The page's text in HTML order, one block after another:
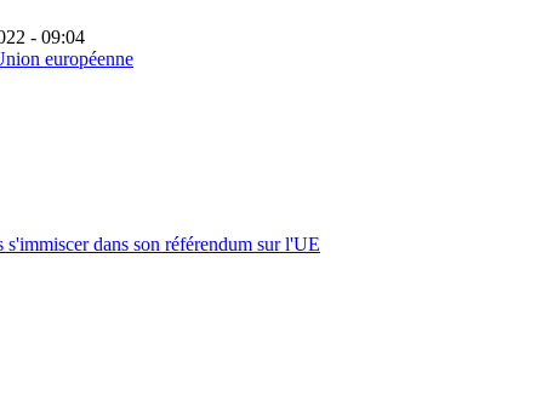
- 09:04
européenne
dans son référendum sur l'UE